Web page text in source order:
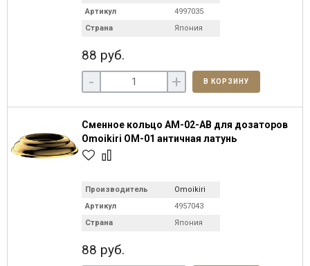
Артикул
4997035
Страна
Япония
88 руб.
- + В КОРЗИНУ
Сменное кольцо AM-02-AB для дозаторов
Omoikiri OM-01 античная латунь
Производитель
Omoikiri
Артикул
4957043
Страна
Япония
88 руб.